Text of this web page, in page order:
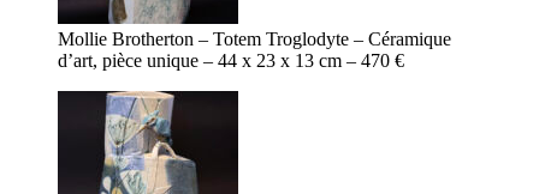
Mollie Brotherton – Totem Troglodyte – Céramique
d’art, pièce unique – 44 x 23 x 13 cm – 470 €